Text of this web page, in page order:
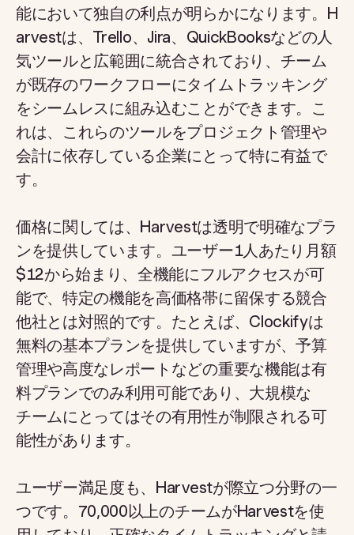
能において独自の利点が明らかになります。H
arvestは、Trello、Jira、QuickBooksなどの人
気ツールと広範囲に統合されており、チーム
が既存のワークフローにタイムトラッキング
をシームレスに組み込むことができます。こ
れは、これらのツールをプロジェクト管理や
会計に依存している企業にとって特に有益で
す。
価格に関しては、Harvestは透明で明確なプラ
ンを提供しています。ユーザー1人あたり月額
$12から始まり、全機能にフルアクセスが可
能で、特定の機能を高価格帯に留保する競合
他社とは対照的です。たとえば、Clockifyは
無料の基本プランを提供していますが、予算
管理や高度なレポートなどの重要な機能は有
料プランでのみ利用可能であり、大規模な
チームにとってはその有用性が制限される可
能性があります。
ユーザー満足度も、Harvestが際立つ分野の一
つです。70,000以上のチームがHarvestを使